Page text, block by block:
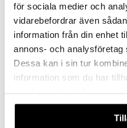
för sociala medier och
vidarebefordrar även
information från din enhet
annons- och analysföretag
Dessa kan i sin tur
information som du har
våra cookies vid fortsatt
dag stödstrumpa